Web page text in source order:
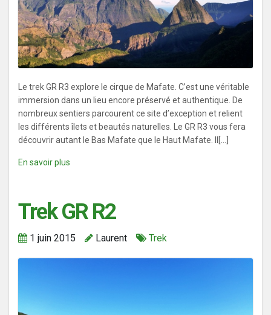
Le trek GR R3 explore le cirque de Mafate. C’est une véritable
immersion dans un lieu encore préservé et authentique. De
nombreux sentiers parcourent ce site d’exception et relient
les différents îlets et beautés naturelles. Le GR R3 vous fera
découvrir autant le Bas Mafate que le Haut Mafate. Il[...]
En savoir plus
Trek GR R2
1 juin 2015 Laurent Trek